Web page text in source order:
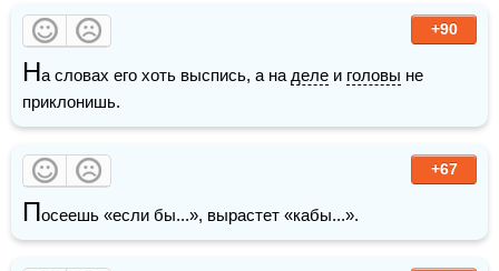
+90
На словах его хоть выспись, а на деле и головы не
приклонишь.
+67
Посеешь «если бы...», вырастет «кабы...».